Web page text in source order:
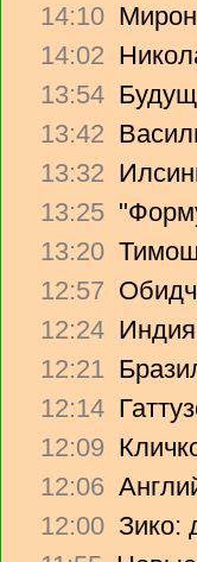
14:10
14:02
13:54
13:42
13:32
13:25
13:20
12:57
12:24
12:21
12:14
12:09
12:06
12:00 Зико: